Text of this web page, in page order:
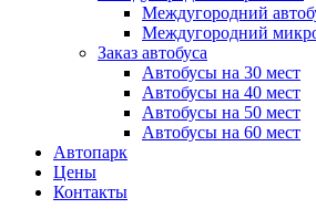
Междугородний
Междугородний
Заказ автобуса
Автобусы на 30 мест
Автобусы на 40 мест
Автобусы на 50 мест
Автобусы на 60 мест
Автопарк
Цены
Контакты